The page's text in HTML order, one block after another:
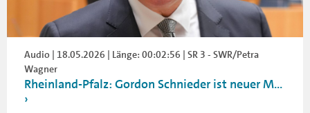
Audio | 18.05.2026 | Länge: 00:02:56 | SR 3 - SWR/Petra
Wagner
Rheinland-Pfalz: Gordon Schnieder ist neuer M...